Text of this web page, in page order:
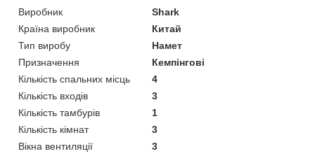
Виробник
Shark
Країна виробник
Китай
Тип виробу
Намет
Призначення
Кемпінгові
Кількість спальних місць
4
Кількість входів
3
Кількість тамбурів
1
Кількість кімнат
3
Вікна вентиляції
3